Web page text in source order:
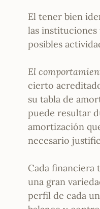
El tener bien
las instituciones
posibles
El
cierto
su tabla de
puede resultar
amortización
necesario
Cada
una gran
perfil de cada